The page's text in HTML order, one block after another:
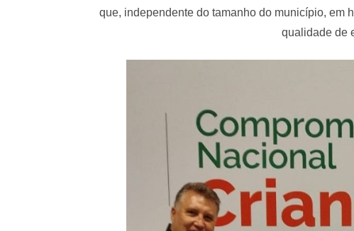
que, independente do tamanho do município, em
qualidade de